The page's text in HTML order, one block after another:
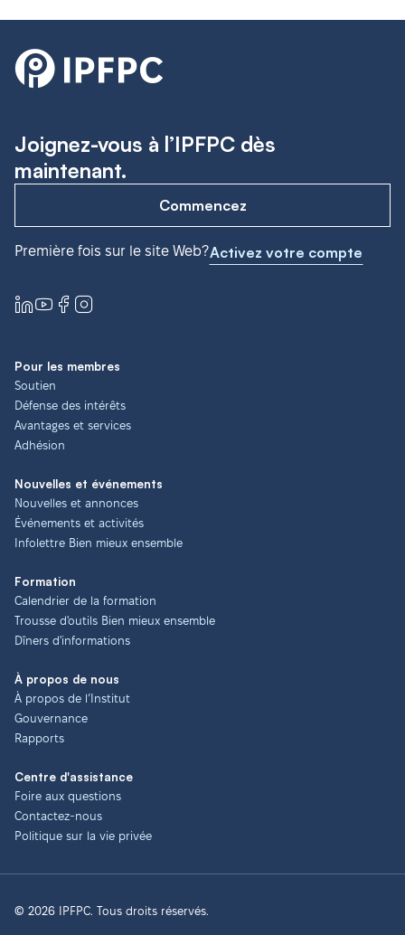
Joignez-vous à l’IPFPC dès
maintenant.
Commencez
Première fois sur le site Web?Activez votre compte
Pour les membres
Soutien
Défense des intérêts
Avantages et services
Adhésion
Nouvelles et événements
Nouvelles et annonces
Événements et activités
Infolettre Bien mieux ensemble
Formation
Calendrier de la formation
Trousse d'outils Bien mieux ensemble
Dîners d'informations
À propos de nous
À propos de l’Institut
Gouvernance
Rapports
Centre d'assistance
Foire aux questions
Contactez-nous
Politique sur la vie privée
© 2026 IPFPC. Tous droits réservés.